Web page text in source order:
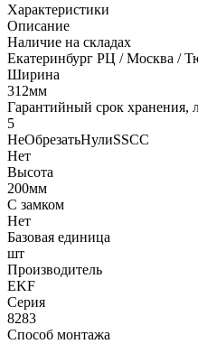
Характеристики
Описание
Наличие на складах
Екатеринбург РЦ / Москва /
Ширина
312мм
Гарантийный срок хранения,
5
НеОбрезатьНулиSSCC
Нет
Высота
200мм
С замком
Нет
Базовая единица
шт
Производитель
EKF
Серия
8283
Способ монтажа